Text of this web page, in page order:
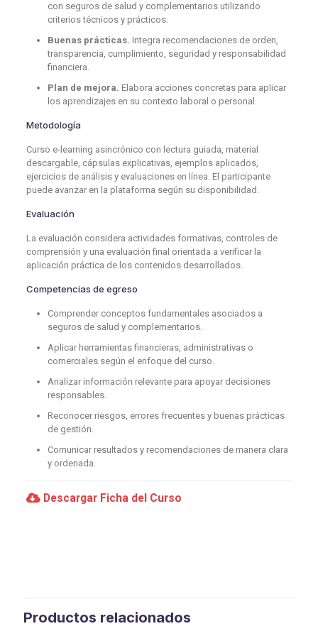
con seguros de salud y complementarios utilizando
criterios técnicos y prácticos.
Buenas prácticas. Integra recomendaciones de orden,
transparencia, cumplimiento, seguridad y responsabilidad
financiera.
Plan de mejora. Elabora acciones concretas para aplicar
los aprendizajes en su contexto laboral o personal.
Metodología
Curso e-learning asincrónico con lectura guiada, material
descargable, cápsulas explicativas, ejemplos aplicados,
ejercicios de análisis y evaluaciones en línea. El participante
puede avanzar en la plataforma según su disponibilidad.
Evaluación
La evaluación considera actividades formativas, controles de
comprensión y una evaluación final orientada a verificar la
aplicación práctica de los contenidos desarrollados.
Competencias de egreso
Comprender conceptos fundamentales asociados a
seguros de salud y complementarios.
Aplicar herramientas financieras, administrativas o
comerciales según el enfoque del curso.
Analizar información relevante para apoyar decisiones
responsables.
Reconocer riesgos, errores frecuentes y buenas prácticas
de gestión.
Comunicar resultados y recomendaciones de manera clara
y ordenada.
Descargar Ficha del Curso
Productos relacionados